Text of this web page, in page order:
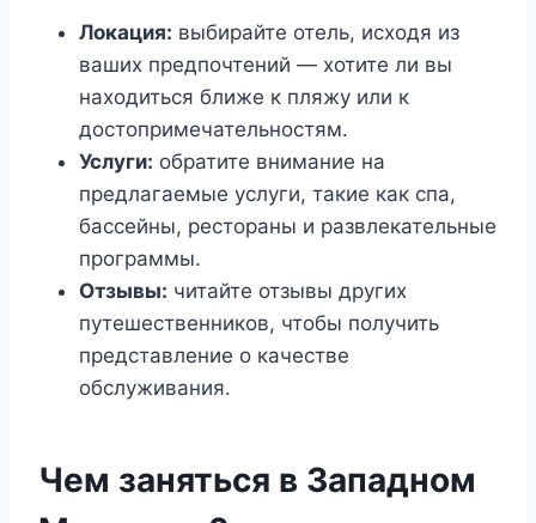
Локация: выбирайте отель, исходя из
ваших предпочтений — хотите ли вы
находиться ближе к пляжу или к
достопримечательностям.
Услуги: обратите внимание на
предлагаемые услуги, такие как спа,
бассейны, рестораны и развлекательные
программы.
Отзывы: читайте отзывы других
путешественников, чтобы получить
представление о качестве
обслуживания.
Чем заняться в Западном